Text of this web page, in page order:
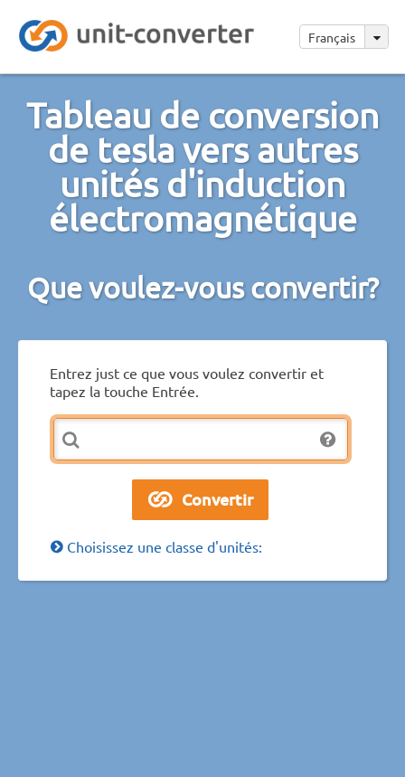
Français
Tableau de conversion
de tesla vers autres
unités d'induction
électromagnétique
Que voulez-vous convertir?
Entrez just ce que vous voulez convertir et
tapez la touche Entrée.
Choisissez une classe d'unités: